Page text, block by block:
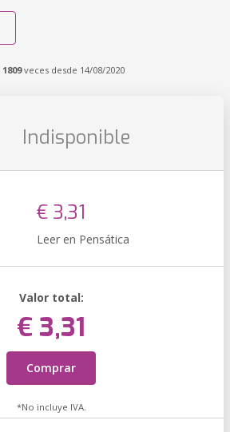
1809veces desde 14/08/2020
Indisponible
€ 3,31
Leer en Pensática
Valor total:
€ 3,31
Comprar
*No incluye IVA.